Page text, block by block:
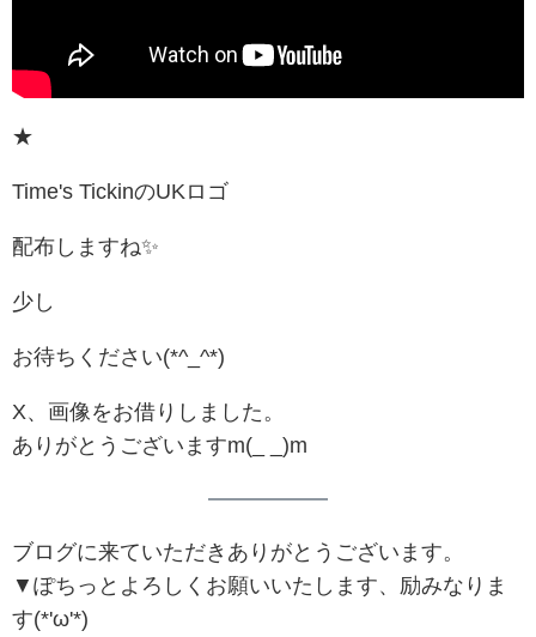
★
Time's TickinのUKロゴ
配布しますね✨️
少し
お待ちください(*^_^*)
X、画像をお借りしました。
ありがとうございますm(_ _)m
ブログに来ていただきありがとうございます。
▼ぽちっとよろしくお願いいたします、励みなりま
す(*'ω'*)